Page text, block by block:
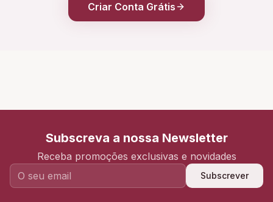
Criar Conta Grátis
Subscreva a nossa Newsletter
Receba promoções exclusivas e novidades
Subscrever